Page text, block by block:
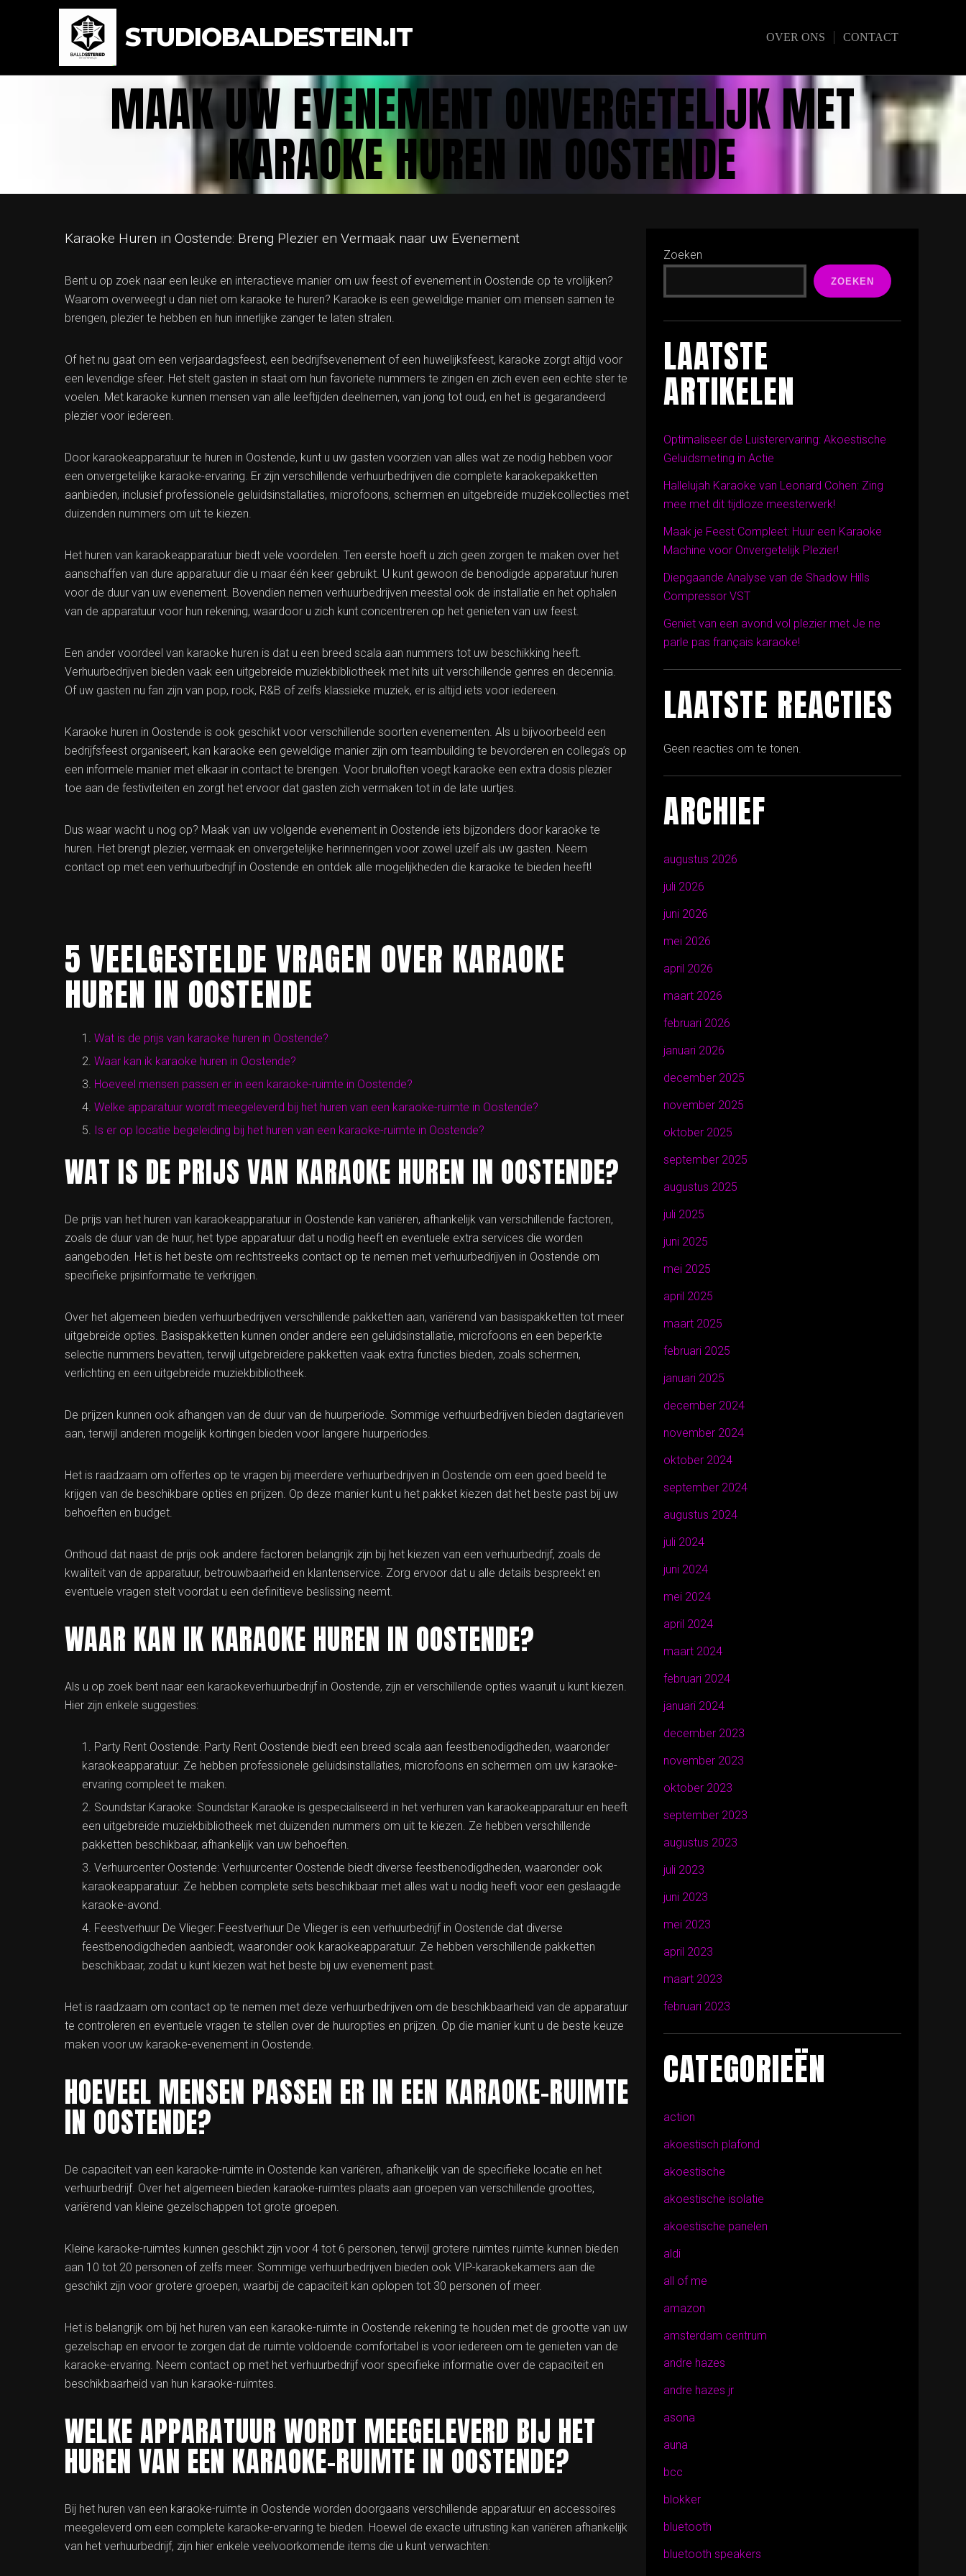
STUDIOBALDESTEIN.IT OVER ONS CONTACT
MAAK UW EVENEMENT ONVERGETELIJK MET
KARAOKE HUREN IN OOSTENDE
Karaoke Huren in Oostende: Breng Plezier en Vermaak naar uw Evenement
Bent u op zoek naar een leuke en interactieve manier om uw feest of evenement in Oostende op te vrolijken?
Waarom overweegt u dan niet om karaoke te huren? Karaoke is een geweldige manier om mensen samen te
brengen, plezier te hebben en hun innerlijke zanger te laten stralen.
Of het nu gaat om een verjaardagsfeest, een bedrijfsevenement of een huwelijksfeest, karaoke zorgt altijd voor
een levendige sfeer. Het stelt gasten in staat om hun favoriete nummers te zingen en zich even een echte ster te
voelen. Met karaoke kunnen mensen van alle leeftijden deelnemen, van jong tot oud, en het is gegarandeerd
plezier voor iedereen.
Door karaokeapparatuur te huren in Oostende, kunt u uw gasten voorzien van alles wat ze nodig hebben voor
een onvergetelijke karaoke-ervaring. Er zijn verschillende verhuurbedrijven die complete karaokepakketten
aanbieden, inclusief professionele geluidsinstallaties, microfoons, schermen en uitgebreide muziekcollecties met
duizenden nummers om uit te kiezen.
Het huren van karaokeapparatuur biedt vele voordelen. Ten eerste hoeft u zich geen zorgen te maken over het
aanschaffen van dure apparatuur die u maar één keer gebruikt. U kunt gewoon de benodigde apparatuur huren
voor de duur van uw evenement. Bovendien nemen verhuurbedrijven meestal ook de installatie en het ophalen
van de apparatuur voor hun rekening, waardoor u zich kunt concentreren op het genieten van uw feest.
Een ander voordeel van karaoke huren is dat u een breed scala aan nummers tot uw beschikking heeft.
Verhuurbedrijven bieden vaak een uitgebreide muziekbibliotheek met hits uit verschillende genres en decennia.
Of uw gasten nu fan zijn van pop, rock, R&B of zelfs klassieke muziek, er is altijd iets voor iedereen.
Karaoke huren in Oostende is ook geschikt voor verschillende soorten evenementen. Als u bijvoorbeeld een
bedrijfsfeest organiseert, kan karaoke een geweldige manier zijn om teambuilding te bevorderen en collega’s op
een informele manier met elkaar in contact te brengen. Voor bruiloften voegt karaoke een extra dosis plezier
toe aan de festiviteiten en zorgt het ervoor dat gasten zich vermaken tot in de late uurtjes.
Dus waar wacht u nog op? Maak van uw volgende evenement in Oostende iets bijzonders door karaoke te
huren. Het brengt plezier, vermaak en onvergetelijke herinneringen voor zowel uzelf als uw gasten. Neem
contact op met een verhuurbedrijf in Oostende en ontdek alle mogelijkheden die karaoke te bieden heeft!
5 VEELGESTELDE VRAGEN OVER KARAOKE
HUREN IN OOSTENDE
Wat is de prijs van karaoke huren in Oostende?
Waar kan ik karaoke huren in Oostende?
Hoeveel mensen passen er in een karaoke-ruimte in Oostende?
Welke apparatuur wordt meegeleverd bij het huren van een karaoke-ruimte in Oostende?
Is er op locatie begeleiding bij het huren van een karaoke-ruimte in Oostende?
WAT IS DE PRIJS VAN KARAOKE HUREN IN OOSTENDE?
De prijs van het huren van karaokeapparatuur in Oostende kan variëren, afhankelijk van verschillende factoren,
zoals de duur van de huur, het type apparatuur dat u nodig heeft en eventuele extra services die worden
aangeboden. Het is het beste om rechtstreeks contact op te nemen met verhuurbedrijven in Oostende om
specifieke prijsinformatie te verkrijgen.
Over het algemeen bieden verhuurbedrijven verschillende pakketten aan, variërend van basispakketten tot meer
uitgebreide opties. Basispakketten kunnen onder andere een geluidsinstallatie, microfoons en een beperkte
selectie nummers bevatten, terwijl uitgebreidere pakketten vaak extra functies bieden, zoals schermen,
verlichting en een uitgebreide muziekbibliotheek.
De prijzen kunnen ook afhangen van de duur van de huurperiode. Sommige verhuurbedrijven bieden dagtarieven
aan, terwijl anderen mogelijk kortingen bieden voor langere huurperiodes.
Het is raadzaam om offertes op te vragen bij meerdere verhuurbedrijven in Oostende om een goed beeld te
krijgen van de beschikbare opties en prijzen. Op deze manier kunt u het pakket kiezen dat het beste past bij uw
behoeften en budget.
Onthoud dat naast de prijs ook andere factoren belangrijk zijn bij het kiezen van een verhuurbedrijf, zoals de
kwaliteit van de apparatuur, betrouwbaarheid en klantenservice. Zorg ervoor dat u alle details bespreekt en
eventuele vragen stelt voordat u een definitieve beslissing neemt.
WAAR KAN IK KARAOKE HUREN IN OOSTENDE?
Als u op zoek bent naar een karaokeverhuurbedrijf in Oostende, zijn er verschillende opties waaruit u kunt kiezen.
Hier zijn enkele suggesties:
Party Rent Oostende: Party Rent Oostende biedt een breed scala aan feestbenodigdheden, waaronder
karaokeapparatuur. Ze hebben professionele geluidsinstallaties, microfoons en schermen om uw karaoke-
ervaring compleet te maken.
Soundstar Karaoke: Soundstar Karaoke is gespecialiseerd in het verhuren van karaokeapparatuur en heeft
een uitgebreide muziekbibliotheek met duizenden nummers om uit te kiezen. Ze hebben verschillende
pakketten beschikbaar, afhankelijk van uw behoeften.
Verhuurcenter Oostende: Verhuurcenter Oostende biedt diverse feestbenodigdheden, waaronder ook
karaokeapparatuur. Ze hebben complete sets beschikbaar met alles wat u nodig heeft voor een geslaagde
karaoke-avond.
Feestverhuur De Vlieger: Feestverhuur De Vlieger is een verhuurbedrijf in Oostende dat diverse
feestbenodigdheden aanbiedt, waaronder ook karaokeapparatuur. Ze hebben verschillende pakketten
beschikbaar, zodat u kunt kiezen wat het beste bij uw evenement past.
Het is raadzaam om contact op te nemen met deze verhuurbedrijven om de beschikbaarheid van de apparatuur
te controleren en eventuele vragen te stellen over de huuropties en prijzen. Op die manier kunt u de beste keuze
maken voor uw karaoke-evenement in Oostende.
HOEVEEL MENSEN PASSEN ER IN EEN KARAOKE-RUIMTE
IN OOSTENDE?
De capaciteit van een karaoke-ruimte in Oostende kan variëren, afhankelijk van de specifieke locatie en het
verhuurbedrijf. Over het algemeen bieden karaoke-ruimtes plaats aan groepen van verschillende groottes,
variërend van kleine gezelschappen tot grote groepen.
Kleine karaoke-ruimtes kunnen geschikt zijn voor 4 tot 6 personen, terwijl grotere ruimtes ruimte kunnen bieden
aan 10 tot 20 personen of zelfs meer. Sommige verhuurbedrijven bieden ook VIP-karaokekamers aan die
geschikt zijn voor grotere groepen, waarbij de capaciteit kan oplopen tot 30 personen of meer.
Het is belangrijk om bij het huren van een karaoke-ruimte in Oostende rekening te houden met de grootte van uw
gezelschap en ervoor te zorgen dat de ruimte voldoende comfortabel is voor iedereen om te genieten van de
karaoke-ervaring. Neem contact op met het verhuurbedrijf voor specifieke informatie over de capaciteit en
beschikbaarheid van hun karaoke-ruimtes.
WELKE APPARATUUR WORDT MEEGELEVERD BIJ HET
HUREN VAN EEN KARAOKE-RUIMTE IN OOSTENDE?
Bij het huren van een karaoke-ruimte in Oostende worden doorgaans verschillende apparatuur en accessoires
meegeleverd om een complete karaoke-ervaring te bieden. Hoewel de exacte uitrusting kan variëren afhankelijk
van het verhuurbedrijf, zijn hier enkele veelvoorkomende items die u kunt verwachten:
Zoeken
ZOEKEN
LAATSTE
ARTIKELEN
Optimaliseer de Luisterervaring: Akoestische
Geluidsmeting in Actie
Hallelujah Karaoke van Leonard Cohen: Zing
mee met dit tijdloze meesterwerk!
Maak je Feest Compleet: Huur een Karaoke
Machine voor Onvergetelijk Plezier!
Diepgaande Analyse van de Shadow Hills
Compressor VST
Geniet van een avond vol plezier met Je ne
parle pas français karaoke!
LAATSTE REACTIES
Geen reacties om te tonen.
ARCHIEF
augustus 2026
juli 2026
juni 2026
mei 2026
april 2026
maart 2026
februari 2026
januari 2026
december 2025
november 2025
oktober 2025
september 2025
augustus 2025
juli 2025
juni 2025
mei 2025
april 2025
maart 2025
februari 2025
januari 2025
december 2024
november 2024
oktober 2024
september 2024
augustus 2024
juli 2024
juni 2024
mei 2024
april 2024
maart 2024
februari 2024
januari 2024
december 2023
november 2023
oktober 2023
september 2023
augustus 2023
juli 2023
juni 2023
mei 2023
april 2023
maart 2023
februari 2023
CATEGORIEËN
action
akoestisch plafond
akoestische
akoestische isolatie
akoestische panelen
aldi
all of me
amazon
amsterdam centrum
andre hazes
andre hazes jr
asona
auna
bcc
blokker
bluetooth
bluetooth speakers